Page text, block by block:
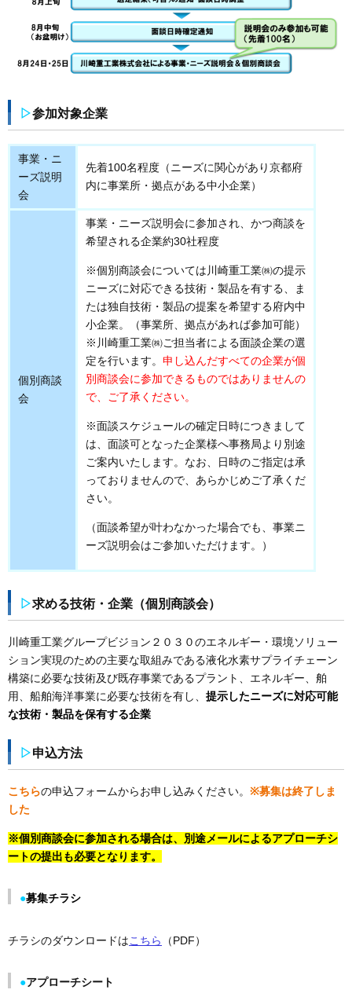
▷参加対象企業
事業・ニ
ーズ説明
会
先着100名程度（ニーズに関心があり京都府
内に事業所・拠点がある中小企業）
個別商談
会
事業・ニーズ説明会に参加され、かつ商談を
希望される企業約30社程度
※個別商談会については川崎重工業㈱の提示
ニーズに対応できる技術・製品を有する、ま
たは独自技術・製品の提案を希望する府内中
小企業。（事業所、拠点があれば参加可能）
※川崎重工業㈱ご担当者による面談企業の選
定を行います。 申し込んだすべての企業が個
別商談会に参加できるものではありませんの
で、ご了承ください。
※面談スケジュールの確定日時につきまして
は、面談可となった企業様へ事務局より別途
ご案内いたします。なお、日時のご指定は承
っておりませんので、あらかじめご了承くだ
さい。
（面談希望が叶わなかった場合でも、事業ニ
ーズ説明会はご参加いただけます。）
▷求める技術・企業（個別商談会）
川崎重工業グループビジョン２０３０のエネルギー・環境ソリュー
ション実現のための主要な取組みである液化水素サプライチェーン
構築に必要な技術及び既存事業であるプラント、エネルギー、舶
用、船舶海洋事業に必要な技術を有し、 提示したニーズに対応可能
な技術・製品を保有する企業
▷申込方法
こちらの申込フォームからお申し込みください。 ※募集は終了しま
した
※個別商談会に参加される場合は、別途メールによるアプローチシ
ートの提出も必要となります。
●募集チラシ
チラシのダウンロードはこちら （PDF）
●アプローチシート